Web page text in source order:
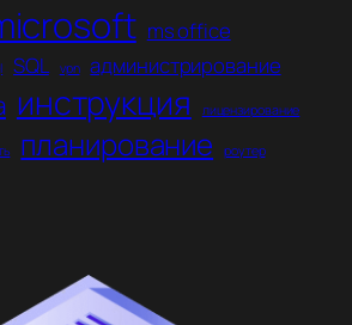
ms office
SQL vpn администрирование
инструкция лицензирование
планирование роутер